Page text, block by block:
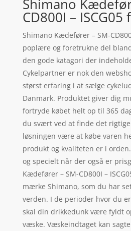
Shimano
CD800I –
Shimano Kædefører – SM-
poplære og foretrukne del
den gode katagori der
Cykelpartner er nok den
størst erfaring i at sælge
Danmark. Produktet giver dig
fortryde købet helt op til 365
du svært ved at finde det
løsningen være at købe varen
produkt og kvaliteten er i
og specielt når der også er
Kædefører – SM-CD800I –
mærke Shimano, som du har
verden. I de perioder hvor du
skal din drikkedunk være fyldt
væske. Væskeindtaget kan